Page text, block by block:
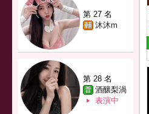
第 27 名
沐沐m
第 28 名
酒釀梨渦
表演中